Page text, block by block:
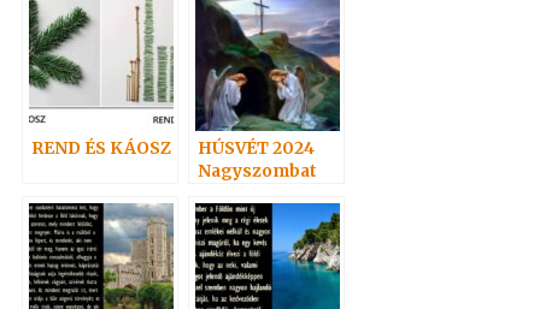
REND ÉS KÁOSZ
HÚSVÉT 2024
Nagyszombat